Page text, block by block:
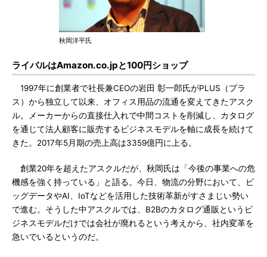
秋岡洋平氏
ライバルはAmazon.co.jpと100円ショップ
1997年に創業者で社長兼CEOの岩田 彰一郎氏がPLUS（プラ
ス）から独立して以来、オフィス用品の流通を変えてきたアスク
ル。メーカーからの直接仕入れで中間コストを削減し、カタログ
を通じて法人顧客に販売するビジネスモデルを軸に成長を続けて
きた。2017年5月期の売上高は3359億円に上る。
創業20年を超えたアスクルだが、秋岡氏は「今後の事業への危
機感を強く持っている」と語る。今日、物流の分野において、ビ
ッグデータやAI、IoTなどを活用した技術革新がすさまじい勢い
で進む。そうした中アスクルでは、B2Bのカタログ通販というビ
ジネスモデルだけでは会社が廃れるという考えから、社内変革を
急いでいるというのだ。